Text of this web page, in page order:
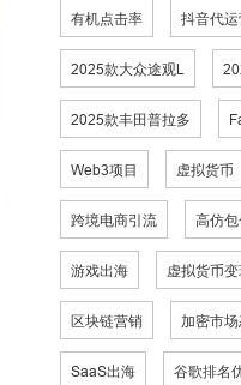
有机点击率 抖音代
2025款大众途观L
2025款丰田普拉多
Web3项目 虚拟货币
跨境电商引流 高仿
游戏出海 虚拟货币
区块链营销 加密市
SaaS出海 谷歌排名